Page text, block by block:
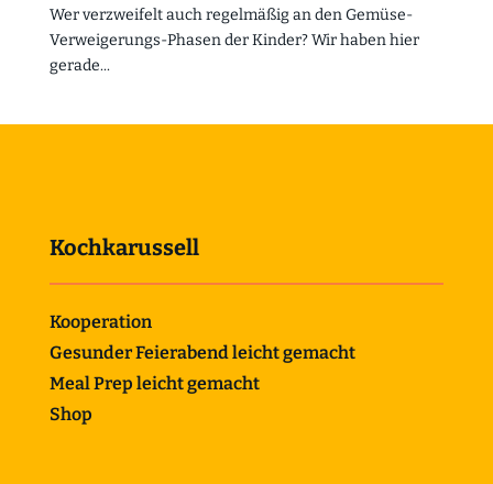
Wer verzweifelt auch regelmäßig an den Gemüse-
Verweigerungs-Phasen der Kinder? Wir haben hier
gerade...
Kochkarussell
Kooperation
Gesunder Feierabend leicht gemacht
Meal Prep leicht gemacht
Shop